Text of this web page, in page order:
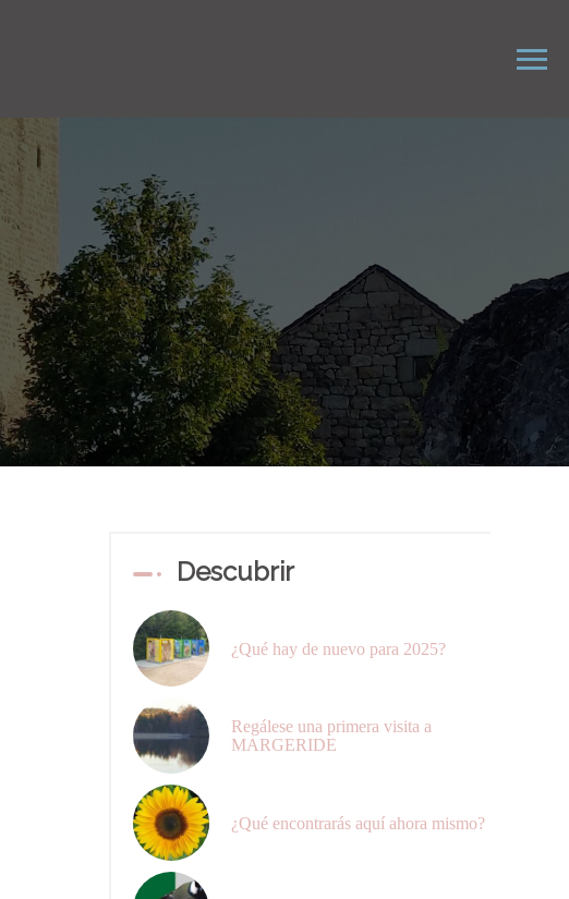
Descubrir
¿Qué hay de nuevo para 2025?
Regálese una primera visita a
MARGERIDE
¿Qué encontrarás aquí ahora mismo?